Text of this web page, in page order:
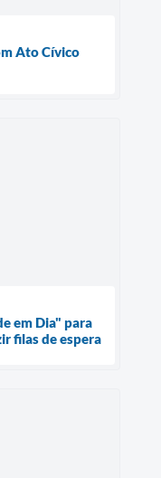
Ato Cívico
em Dia" para
filas de espera